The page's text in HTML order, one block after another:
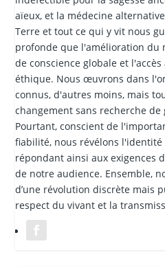
aïeux, et la médecine
Terre et tout ce qui y vit nous
profonde que l'amélioration du
de conscience globale et
éthique. Nous œuvrons dans
connus, d'autres moins, mais
changement sans recherche
Pourtant, conscient de
fiabilité, nous révélons
répondant ainsi aux exigences
de notre audience. Ensemble,
d’une révolution discrète mais
respect du vivant et la